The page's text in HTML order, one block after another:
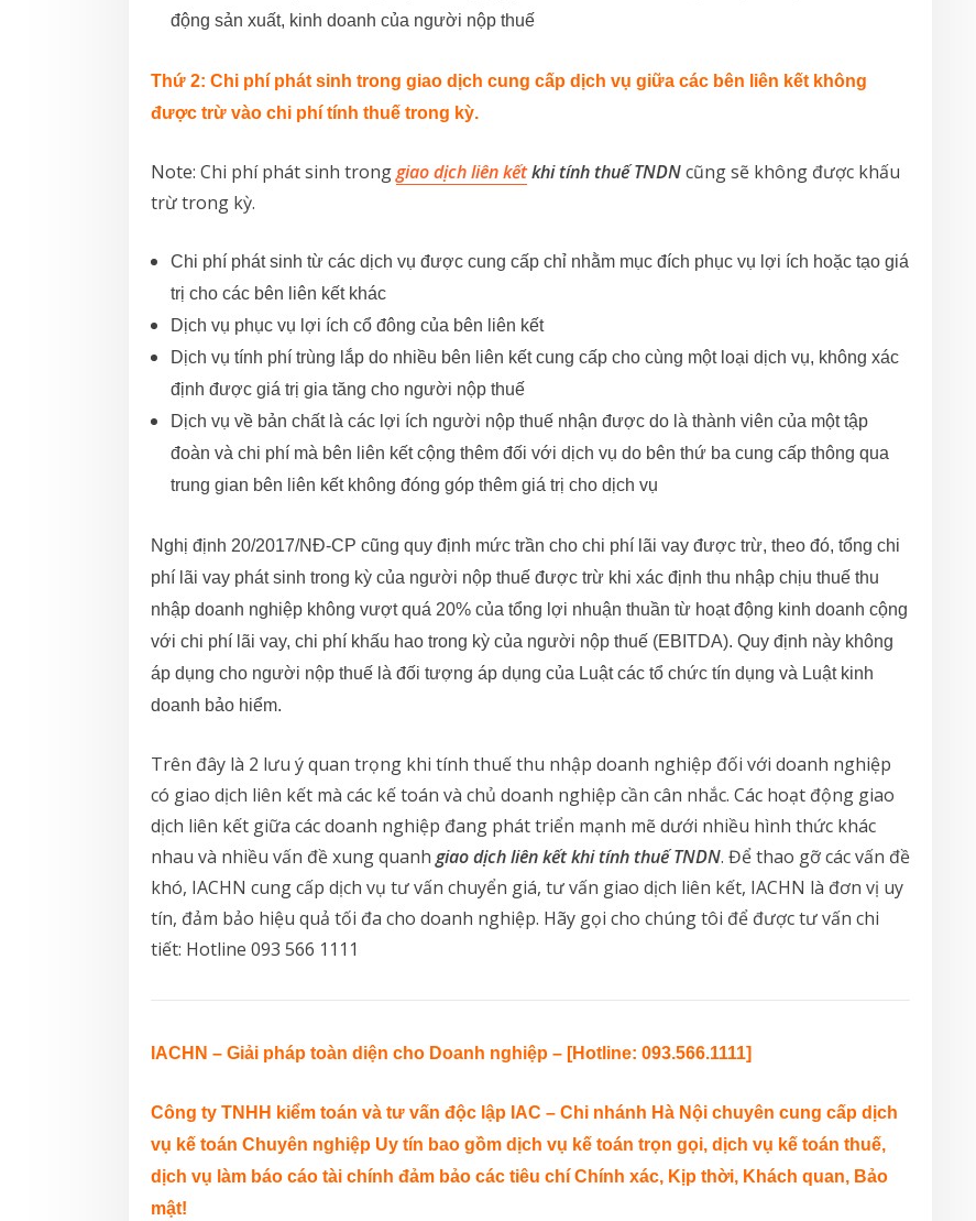
động sản xuất, kinh doanh của người nộp thuế
Thứ 2: Chi phí phát sinh trong giao dịch cung cấp dịch vụ giữa các bên liên kết không
được trừ vào chi phí tính thuế trong kỳ.
Note: Chi phí phát sinh tronggiao dịch liên kếtkhi tính thuế TNDNcũng sẽ không được khấu
trừ trong kỳ.
Chi phí phát sinh từ các dịch vụ được cung cấp chỉ nhằm mục đích phục vụ lợi ích hoặc tạo giá
trị cho các bên liên kết khác
Dịch vụ phục vụ lợi ích cổ đông của bên liên kết
Dịch vụ tính phí trùng lắp do nhiều bên liên kết cung cấp cho cùng một loại dịch vụ, không xác
định được giá trị gia tăng cho người nộp thuế
Dịch vụ về bản chất là các lợi ích người nộp thuế nhận được do là thành viên của một tập
đoàn và chi phí mà bên liên kết cộng thêm đối với dịch vụ do bên thứ ba cung cấp thông qua
trung gian bên liên kết không đóng góp thêm giá trị cho dịch vụ
Nghị định 20/2017/NĐ-CP cũng quy định mức trần cho chi phí lãi vay được trừ, theo đó, tổng chi
phí lãi vay phát sinh trong kỳ của người nộp thuế được trừ khi xác định thu nhập chịu thuế thu
nhập doanh nghiệp không vượt quá 20% của tổng lợi nhuận thuần từ hoạt động kinh doanh cộng
với chi phí lãi vay, chi phí khấu hao trong kỳ của người nộp thuế (EBITDA). Quy định này không
áp dụng cho người nộp thuế là đối tượng áp dụng của Luật các tổ chức tín dụng và Luật kinh
doanh bảo hiểm.
Trên đây là 2 lưu ý quan trọng khi tính thuế thu nhập doanh nghiệp đối với doanh nghiệp
có giao dịch liên kết mà các kế toán và chủ doanh nghiệp cần cân nhắc. Các hoạt động giao
dịch liên kết giữa các doanh nghiệp đang phát triển mạnh mẽ dưới nhiều hình thức khác
nhau và nhiều vấn đề xung quanh giao dịch liên kết khi tính thuế TNDN. Để thao gỡ các vấn đề
khó, IACHN cung cấp dịch vụ tư vấn chuyển giá, tư vấn giao dịch liên kết, IACHN là đơn vị uy
tín, đảm bảo hiệu quả tối đa cho doanh nghiệp. Hãy gọi cho chúng tôi để được tư vấn chi
tiết: Hotline 093 566 1111
ACHN – Giải pháp toàn diện cho Doanh nghiệp – [Hotline: 093.566.1111]
Công ty TNHH kiểm toán và tư vấn độc lập IAC – Chi nhánh Hà Nội chuyên cung cấp dịch
vụ kế toán Chuyên nghiệp Uy tín bao gồm dịch vụ kế toán trọn gọi, dịch vụ kế toán thuế,
dịch vụ làm báo cáo tài chính đảm bảo các tiêu chí Chính xác, Kịp thời, Khách quan, Bảo
mật!